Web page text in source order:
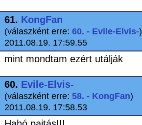
61. KongFan
(válaszként erre: 60. - Evile-Elvis-)
2011.08.19. 17:59.55
mint mondtam ezért utálják
60. Evile-Elvis-
(válaszként erre: 58. - KongFan)
2011.08.19. 17:58.53